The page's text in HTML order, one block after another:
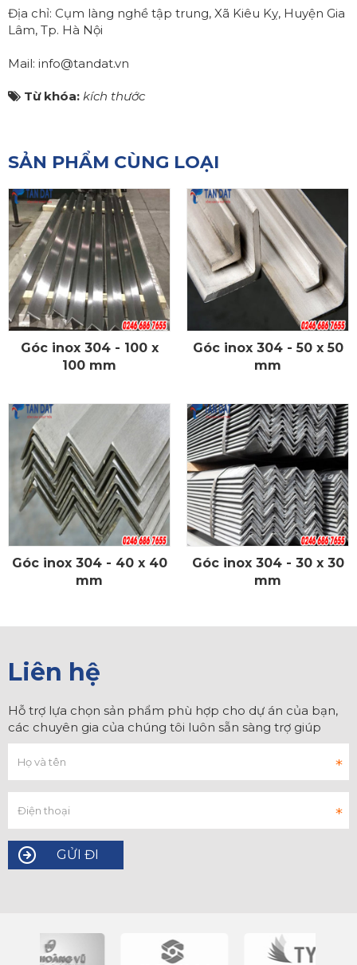
Địa chỉ: Cụm làng nghề tập trung, Xã Kiêu Kỵ, Huyện Gia
Lâm, Tp. Hà Nội
Mail: info@tandat.vn
Từ khóa: kích thước
SẢN PHẨM CÙNG LOẠI
CHI TIẾT
Góc inox 304 - 100 x
100 mm
CHI TIẾT
Góc inox 304 - 50 x 50
mm
CHI TIẾT
Góc inox 304 - 40 x 40
mm
CHI TIẾT
Góc inox 304 - 30 x 30
mm
Liên hệ
Hỗ trợ lựa chọn sản phẩm phù hợp cho dự án của bạn,
các chuyên gia của chúng tôi luôn sẵn sàng trợ giúp